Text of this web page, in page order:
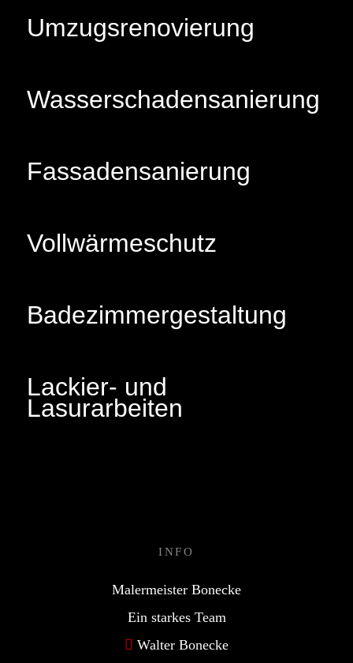
Umzugsrenovierung
Wasserschadensanierung
Fassadensanierung
Vollwärmeschutz
Badezimmergestaltung
Lackier- und
Lasurarbeiten
INFO
Malermeister Bonecke
Ein starkes Team
Walter Bonecke